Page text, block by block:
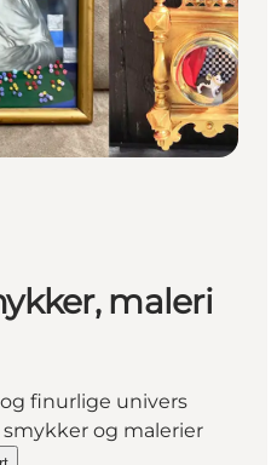
maleri
finurlige univers
og malerier